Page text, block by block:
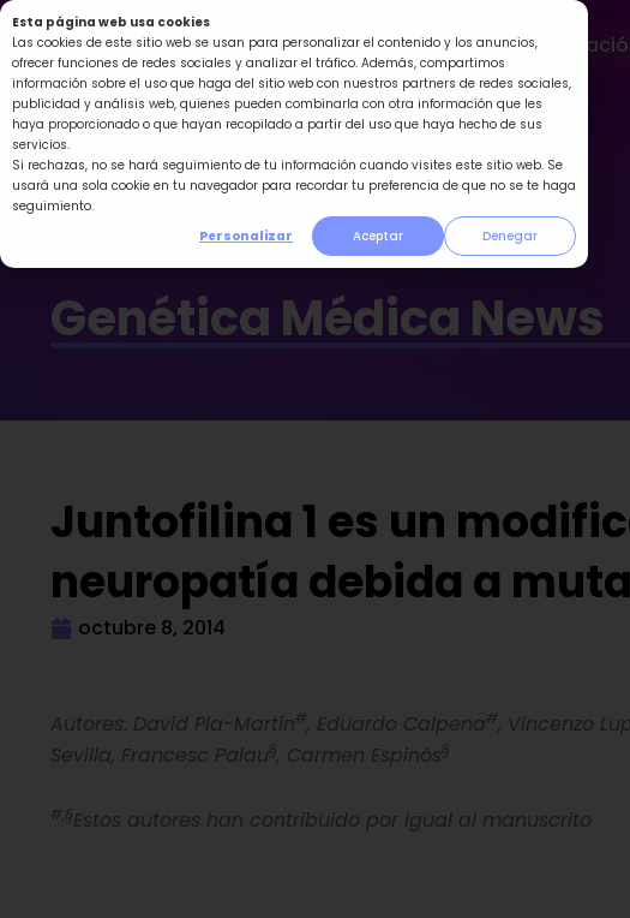
Esta página web usa cookies
Las cookies de este sitio web se usan para personalizar el contenido y los anuncios,
ofrecer funciones de redes sociales y analizar el tráfico. Además, compartimos
información sobre el uso que haga del sitio web con nuestros partners de redes sociales,
publicidad y análisis web, quienes pueden combinarla con otra información que les
haya proporcionado o que hayan recopilado a partir del uso que haya hecho de sus
servicios.
Si rechazas, no se hará seguimiento de tu información cuando visites este sitio web. Se
usará una sola cookie en tu navegador para recordar tu preferencia de que no se te haga
seguimiento.
Personalizar
Aceptar Denegar
Ir
al
contenido
Genética Médica News
Juntofilina 1 es un
neuropatía debida a
octubre 8, 2014
Autores: David Pla-Martín#, Eduardo Calpena#, Vincenzo
Sevilla, Francesc Palau§, Carmen Espinós§
#,§Estos autores han contribuido por igual al manuscrito